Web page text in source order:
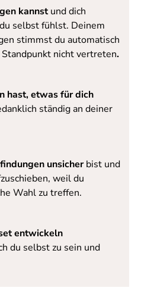
kannstund dich
selbst fühlst. Deinem
stimmst du automatisch
nicht vertreten.
hast, etwas für dich
ständig an deiner
unsicherbist und
weil du
Wahl zu treffen.
entwickeln
du selbst zu sein und